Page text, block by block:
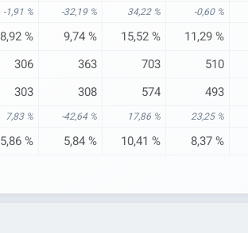
-1,91 % -32,19 % 34,22 % -0,60 %
8,92 % 9,74 % 15,52 % 11,29 %
306 363 703 510
303 308 574 493
7,83 % -42,64 % 17,86 % 23,25 %
5,86 % 5,84 % 10,41 % 8,37 %